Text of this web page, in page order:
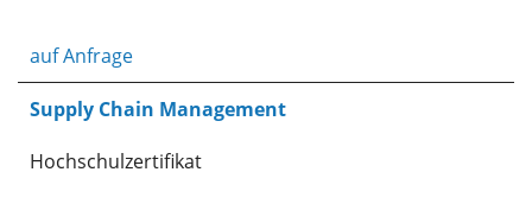
auf Anfrage
Supply Chain Management
Hochschulzertifikat